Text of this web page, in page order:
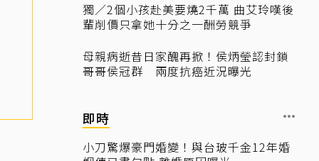
獨／2個小孩赴美要燒2千萬 曲艾玲嘆後
輩削價只拿她十分之一酬勞競爭
母親病逝昔日家醜再掀！侯炳瑩認封鎖
哥哥侯冠群 兩度抗癌近況曝光
即時
小刀驚爆豪門婚變！與台玻千金12年婚